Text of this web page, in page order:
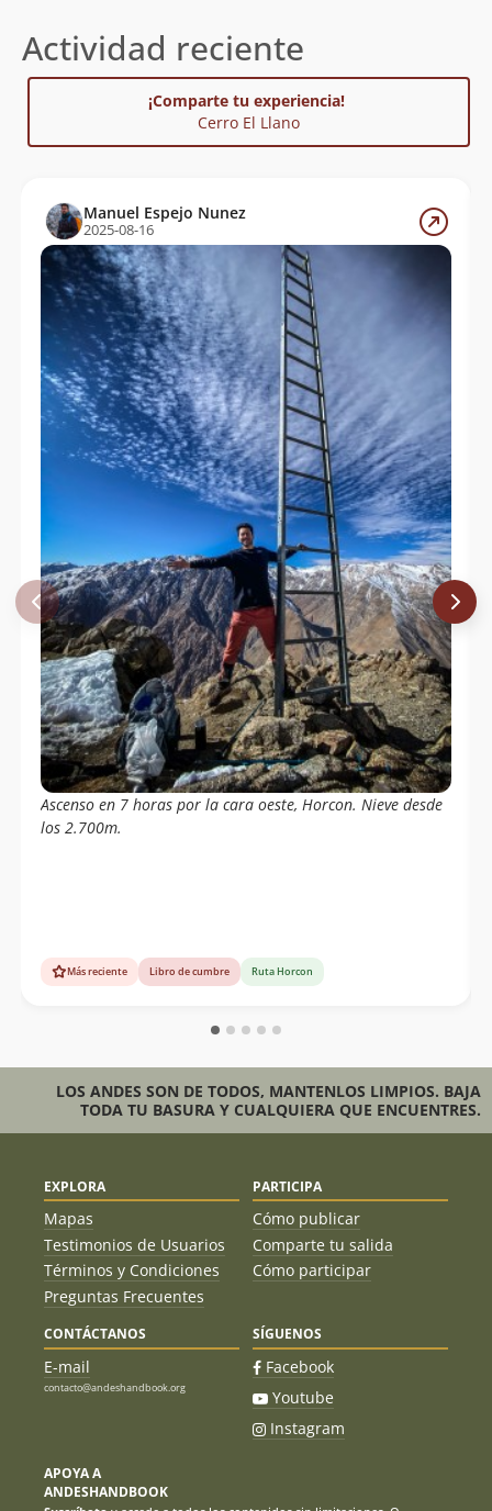
Actividad reciente
¡Comparte tu experiencia!
Cerro El Llano
Manuel Espejo Nunez
2025-08-16
Ascenso en 7 horas por la cara oeste, Horcon. Nieve desde
los 2.700m.
Más reciente Libro de cumbre Ruta Horcon
LOS ANDES SON DE TODOS, MANTENLOS LIMPIOS. BAJA
TODA TU BASURA Y CUALQUIERA QUE ENCUENTRES.
EXPLORA
Mapas
Testimonios de Usuarios
Términos y Condiciones
Preguntas Frecuentes
PARTICIPA
Cómo publicar
Comparte tu salida
Cómo participar
CONTÁCTANOS
E-mail
contacto@andeshandbook.org
SÍGUENOS
Facebook
Youtube
Instagram
APOYA A
ANDESHANDBOOK